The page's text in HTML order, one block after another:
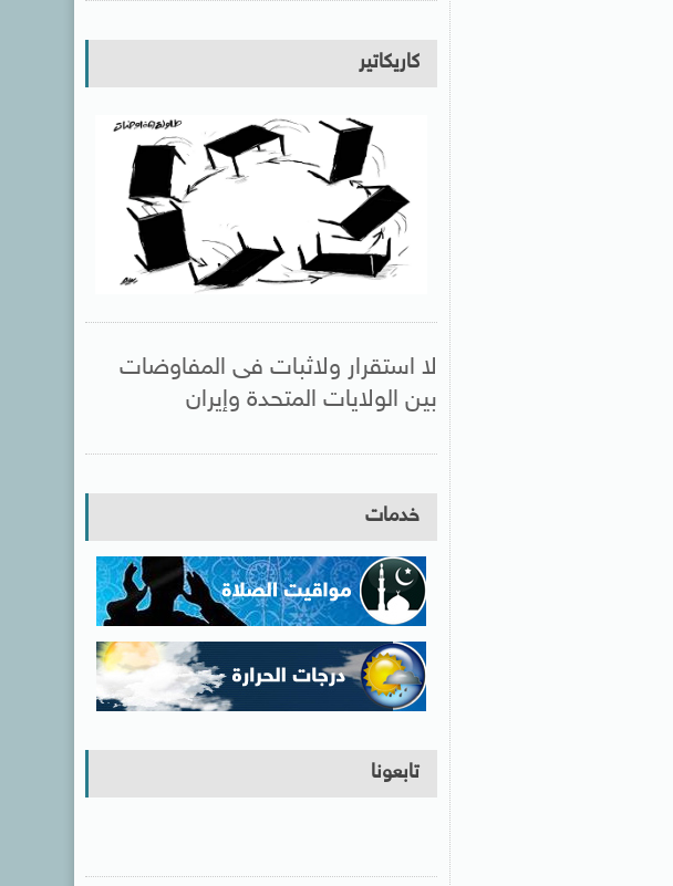
كاريكاتير
لا استقرار ولاثبات فى المفاوضات
بين الولايات المتحدة وإيران
خدمات
تابعونا